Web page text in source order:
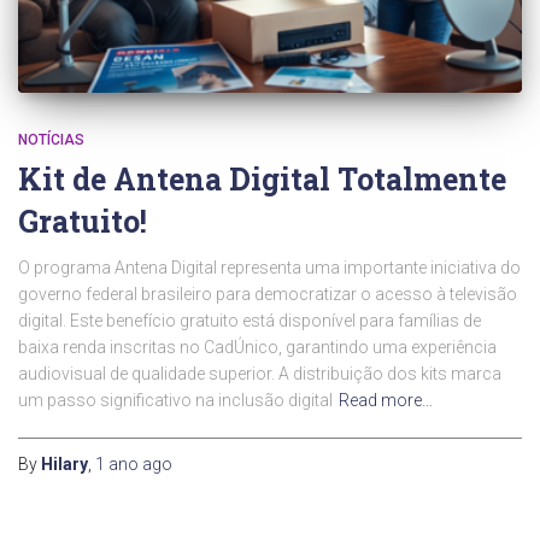
NOTÍCIAS
Kit de Antena Digital Totalmente
Gratuito!
O programa Antena Digital representa uma importante iniciativa do
governo federal brasileiro para democratizar o acesso à televisão
digital. Este benefício gratuito está disponível para famílias de
baixa renda inscritas no CadÚnico, garantindo uma experiência
audiovisual de qualidade superior. A distribuição dos kits marca
um passo significativo na inclusão digital
Read more…
By Hilary 1 ano ago